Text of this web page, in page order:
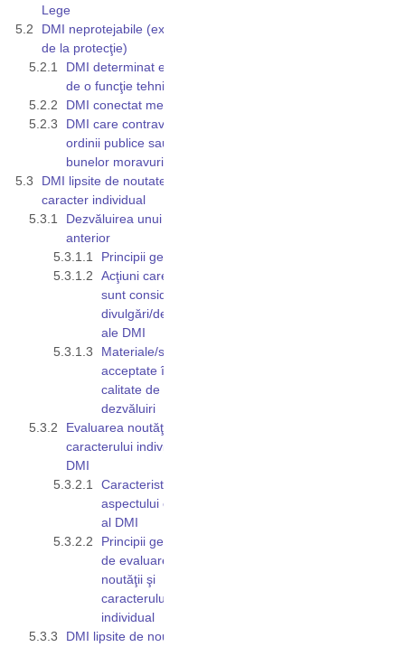
Lege
DMI neprotejabile (excluse
de la protecţie)
DMI determinat exclusiv
de o funcţie tehnică
DMI conectat mecanic
DMI care contravine
ordinii publice sau
bunelor moravuri
DMI lipsite de noutate şi
caracter individual
Dezvăluirea unui DMI
anterior
Principii generale
Acţiuni care nu
sunt considerate
divulgări/dezvăluiri
ale DMI
Materiale/surse
acceptate în
calitate de
dezvăluiri
Evaluarea noutăţii şi
caracterului individual al
DMI
Caracteristicile
aspectului exterior
al DMI
Principii generale
de evaluare a
noutăţii şi
caracterului
individual
DMI lipsite de noutate